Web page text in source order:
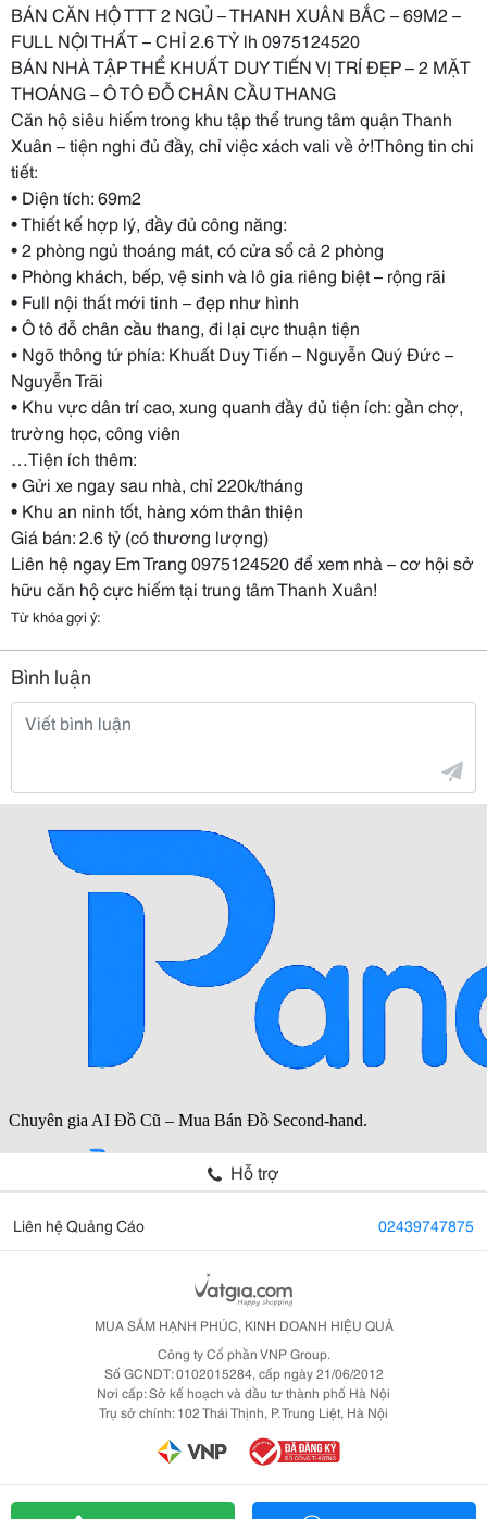
BÁN CĂN HỘ TTT 2 NGỦ – THANH XUÂN BẮC – 69M2 –
FULL NỘI THẤT – CHỈ 2.6 TỶ lh 0975124520
BÁN NHÀ TẬP THỂ KHUẤT DUY TIẾN VỊ TRÍ ĐẸP – 2 MẶT
THOÁNG – Ô TÔ ĐỖ CHÂN CẦU THANG
Căn hộ siêu hiếm trong khu tập thể trung tâm quận Thanh
Xuân – tiện nghi đủ đầy, chỉ việc xách vali về ở!Thông tin chi
tiết:
• Diện tích: 69m2
• Thiết kế hợp lý, đầy đủ công năng:
• 2 phòng ngủ thoáng mát, có cửa sổ cả 2 phòng
• Phòng khách, bếp, vệ sinh và lô gia riêng biệt – rộng rãi
• Full nội thất mới tinh – đẹp như hình
• Ô tô đỗ chân cầu thang, đi lại cực thuận tiện
• Ngõ thông tứ phía: Khuất Duy Tiến – Nguyễn Quý Đức –
Nguyễn Trãi
• Khu vực dân trí cao, xung quanh đầy đủ tiện ích: gần chợ,
trường học, công viên
…Tiện ích thêm:
• Gửi xe ngay sau nhà, chỉ 220k/tháng
• Khu an ninh tốt, hàng xóm thân thiện
Giá bán: 2.6 tỷ (có thương lượng)
Liên hệ ngay Em Trang 0975124520 để xem nhà – cơ hội sở
hữu căn hộ cực hiếm tại trung tâm Thanh Xuân!
Từ khóa gợi ý:
Bình luận
Hỗ trợ
Liên hệ Quảng Cáo 02439747875
MUA SẮM HẠNH PHÚC, KINH DOANH HIỆU QUẢ
Công ty Cổ phần VNP Group.
Số GCNDT: 0102015284, cấp ngày 21/06/2012
Nơi cấp: Sở kế hoạch và đầu tư thành phố Hà Nội
Trụ sở chính: 102 Thái Thịnh, P. Trung Liệt, Hà Nội